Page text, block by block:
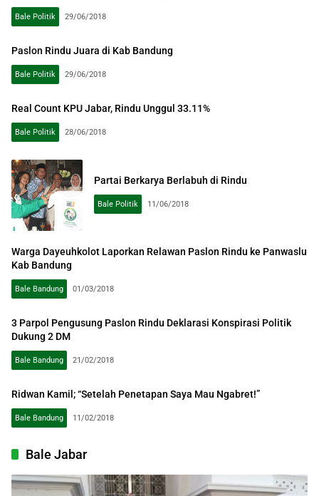
Bale Politik 29/06/2018
Paslon Rindu Juara di Kab Bandung
Bale Politik 29/06/2018
Real Count KPU Jabar, Rindu Unggul 33.11%
Bale Politik 28/06/2018
Partai Berkarya Berlabuh di Rindu
Bale Politik 11/06/2018
Warga Dayeuhkolot Laporkan Relawan Paslon Rindu ke Panwaslu
Kab Bandung
Bale Bandung 01/03/2018
3 Parpol Pengusung Paslon Rindu Deklarasi Konspirasi Politik
Dukung 2 DM
Bale Bandung 21/02/2018
Ridwan Kamil; “Setelah Penetapan Saya Mau Ngabret!”
Bale Bandung 11/02/2018
Bale Jabar